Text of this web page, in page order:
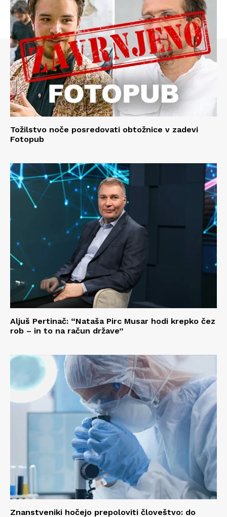
Tožilstvo noče posredovati obtožnice v zadevi
Fotopub
Aljuš Pertinač: “Nataša Pirc Musar hodi krepko čez
rob – in to na račun države”
Znanstveniki hočejo prepoloviti človeštvo: do